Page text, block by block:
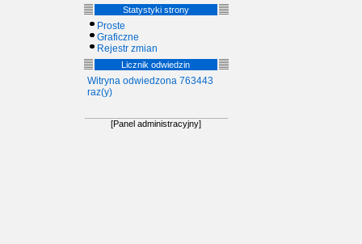
Statystyki strony
Proste
Graficzne
Rejestr zmian
Licznik odwiedzin
Witryna odwiedzona 763443
raz(y)
[Panel administracyjny]